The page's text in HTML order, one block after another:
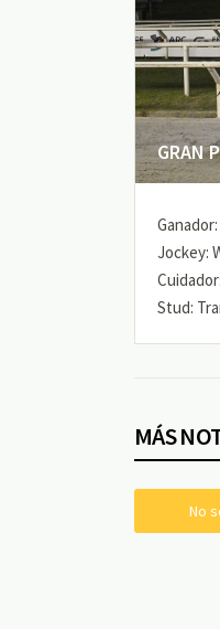
GRAN
Jockey:
Stud:
MÁS
No